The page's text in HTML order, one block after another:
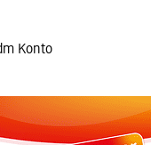
Konto